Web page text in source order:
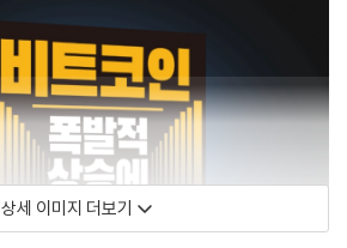
상세 이미지 더보기